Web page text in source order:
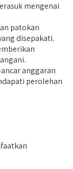
mengenai
patokan
disepakati.
anggaran
perolehan